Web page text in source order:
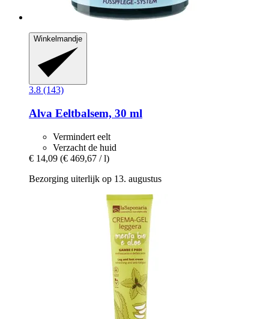
Winkelmandje
3.8 (143)
Alva Eeltbalsem, 30 ml
Vermindert eelt
Verzacht de huid
€ 14,09 (€ 469,67 / l)
Bezorging uiterlijk op 13. augustus